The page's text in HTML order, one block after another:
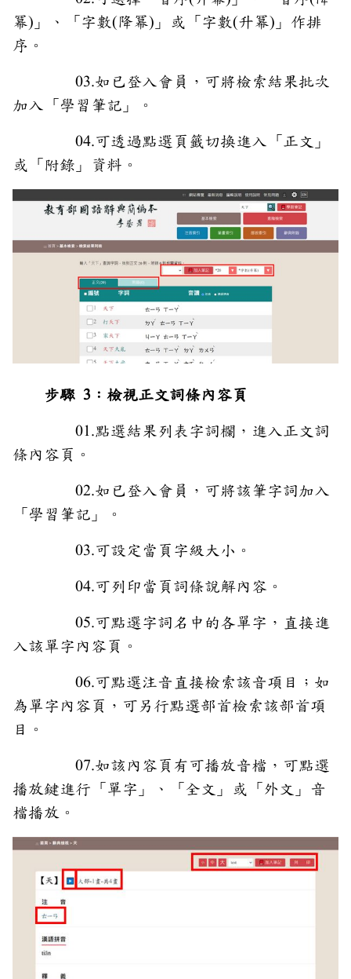
冪)」、「字數(降冪)」或「字數(升冪)」作排
序。
03.如已登入會員，可將檢索結果批次
加入「學習筆記」。
04.可透過點選頁籤切換進入「正文」
或「附錄」資料。
步驟 3：檢視正文詞條內容頁
01.點選結果列表字詞欄，進入正文詞
條內容頁。
02.如已登入會員，可將該筆字詞加入
「學習筆記」。
03.可設定當頁字級大小。
04.可列印當頁詞條說解內容。
05.可點選字詞名中的各單字，直接進
入該單字內容頁。
06.可點選注音直接檢索該音項目；如
為單字內容頁，可另行點選部首檢索該部首項
目。
07.如該內容頁有可播放音檔，可點選
播放鍵進行「單字」、「全文」或「外文」音
檔播放。